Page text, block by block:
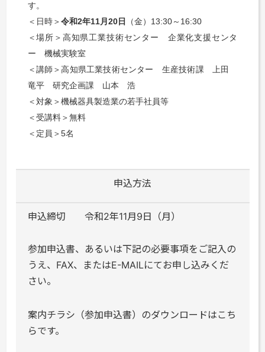
す。
＜日時＞令和2年11月 20日 （金） 13:30～ 16:30
＜場所＞高知県工業技術センター 企業化支援センタ
ー 機械実験室
＜講師＞高知県工業技術センター 生産技術課 上田
竜平 研究企画課 山本 浩
＜対象＞機械器具製造業の若手社員等
＜受講料＞無料
＜定員＞5名
申込方法
申込締切 令和2年11月9日（月）
参加申込書、あるいは下記の必要事項をご記入の
うえ、FAX、またはE-MAILにてお申し込みくだ
さい。
案内チラシ（参加申込書）のダウンロードはこち
らです。